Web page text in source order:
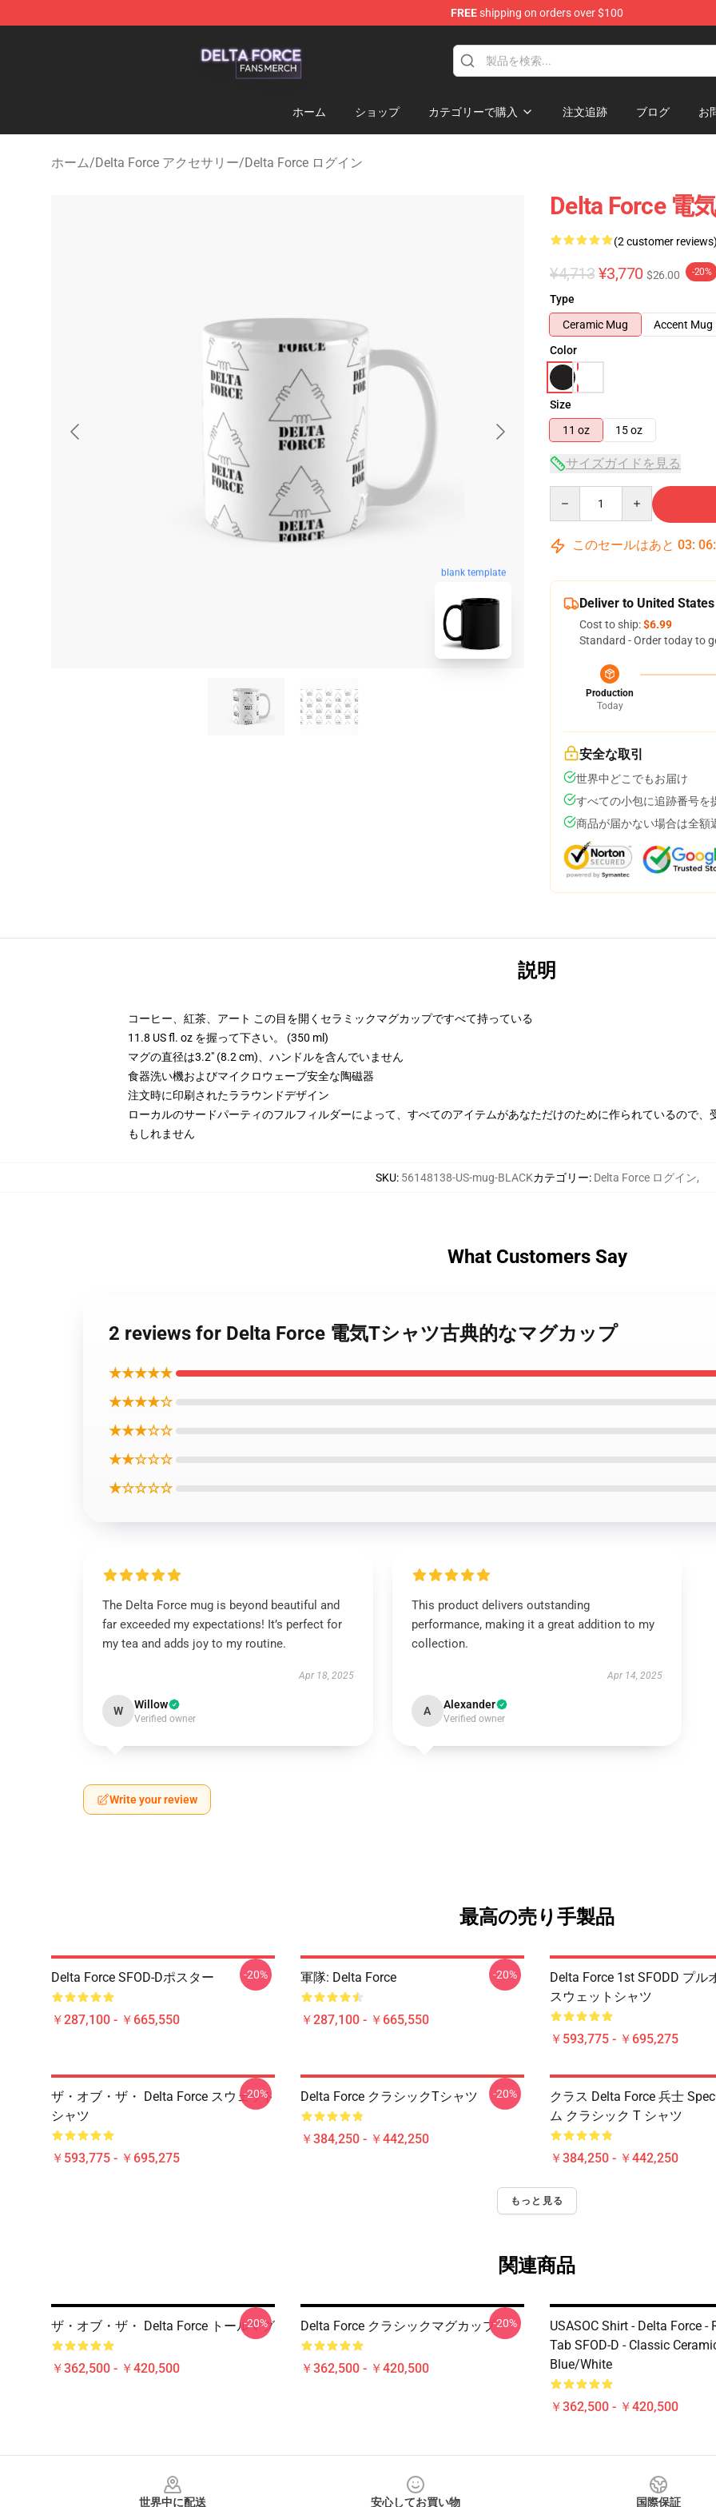
FREEshipping on orders over $100
ホーム ショップ カテゴリーで購入 注文追跡 ブログ お
ホーム/Delta Force アクセサリー/Delta Force ログイン
blank template
Delta Force 電
(2 customer reviews)
¥4,713 ¥3,770 $26.00 -20%
Type
Ceramic Mug
Accent Mug
Color
Size
11 oz
15 oz
サイズガイドを見る
このセールはあと 03: 06:
Deliver to United States
Cost to ship:$6.99
Standard - Order today to
Production
Today
安全な取引
世界中どこでもお届け
すべての小包に追跡番号を
商品が届かない場合は全額
説明
コーヒー、紅茶、アート この目を開くセラミックマグカップですべて持っている
11.8 US fl. oz を握って下さい。 (350 ml)
マグの直径は3.2" (8.2 cm)、ハンドルを含んでいません
食器洗い機およびマイクロウェーブ安全な陶磁器
注文時に印刷されたララウンドデザイン
ローカルのサードパーティのフルフィルダーによって、すべてのアイテムがあなただけのために作られているので
もしれません
SKU: 56148138-US-mug-BLACKカテゴリー: Delta Force ログイン,
What Customers Say
2 reviews for Delta Force 電気Tシャツ古典的なマグカップ
★★★★★
★★★★☆
★★★☆☆
★★☆☆☆
★☆☆☆☆
The Delta Force mug is beyond beautiful and
far exceeded my expectations! It’s perfect for
my tea and adds joy to my routine.
Apr 18, 2025
W Willow
Verified owner
This product delivers outstanding
performance, making it a great addition to my
collection.
Apr 14, 2025
A Alexander
Verified owner
Write your review
最高の売り手製品
Delta Force SFOD-Dポスター
￥287,100 - ￥665,550
-20% 軍隊: Delta Force
￥287,100 - ￥665,550
-20%
Delta Force 1st SFODD プル
スウェットシャツ
￥593,775 - ￥695,275
ザ・オブ・ザ・ Delta Force スウェット
シャツ
￥593,775 - ￥695,275
-20% Delta Force クラシックTシャツ
￥384,250 - ￥442,250
-20%
クラス Delta Force 兵士
ム クラシック T シャツ
￥384,250 - ￥442,250
もっと見る
関連商品
ザ・オブ・ザ・ Delta Force トールマグ
￥362,500 - ￥420,500
-20% Delta Force クラシックマグカップ
￥362,500 - ￥420,500
-20%
USASOC Shirt - Delta Force -
Tab SFOD-D - Classic
Blue/White
￥362,500 - ￥420,500
世界中に配送 安心してお買い物 国際保証